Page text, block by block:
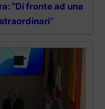
“Di fronte ad una